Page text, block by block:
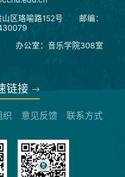
山区珞喻路152号 邮编：
办公室：音乐学院308室
链接
织 意见反馈 联系方式